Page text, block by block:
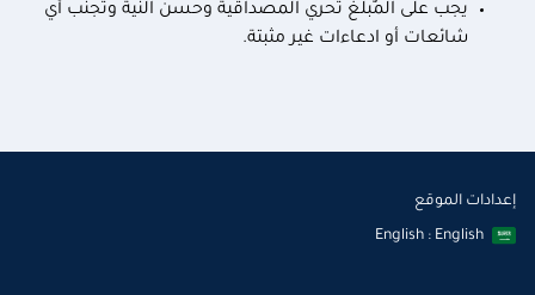
يجب على المٌبلغ تحري المصداقية وحسن النية وتجنب أي
شائعات أو ادعاءات غير مثبتة.
إعدادات الموقع
English : English